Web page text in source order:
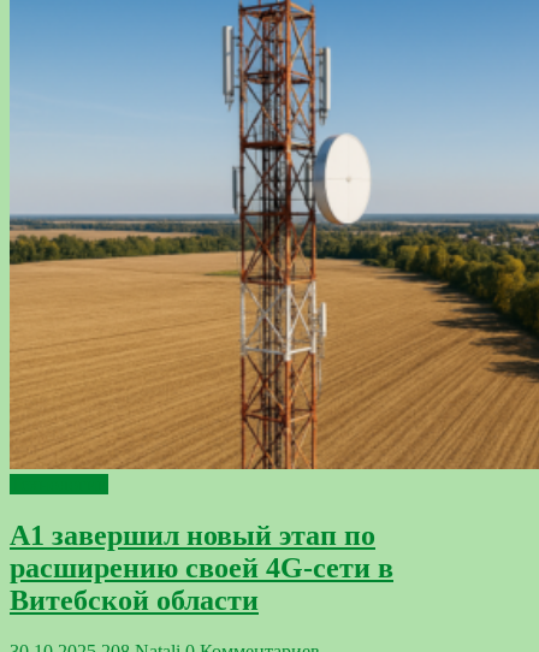
А1 завершил новый этап по
расширению своей 4G-сети в
Витебской области